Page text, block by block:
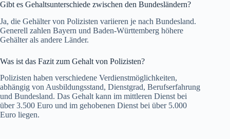
Gibt es Gehaltsunterschiede zwischen den Bundesländern?
Ja, die Gehälter von Polizisten variieren je nach Bundesland.
Generell zahlen Bayern und Baden-Württemberg höhere
Gehälter als andere Länder.
Was ist das Fazit zum Gehalt von Polizisten?
Polizisten haben verschiedene Verdienstmöglichkeiten,
abhängig von Ausbildungsstand, Dienstgrad, Berufserfahrung
und Bundesland. Das Gehalt kann im mittleren Dienst bei
über 3.500 Euro und im gehobenen Dienst bei über 5.000
Euro liegen.